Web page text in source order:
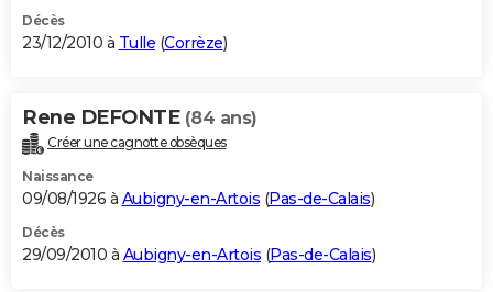
Décès
23/12/2010 à Tulle (Corrèze)
Rene DEFONTE (84 ans)
Créer une cagnotte obsèques
Naissance
09/08/1926 à Aubigny-en-Artois (Pas-de-Calais)
Décès
29/09/2010 à Aubigny-en-Artois (Pas-de-Calais)